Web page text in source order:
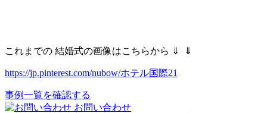
これまでの 結婚式の画像はこちらから ⇓ ⇓
https://jp.pinterest.com/nubow/ホテル国際21
事例一覧を確認する
お問い合わせ